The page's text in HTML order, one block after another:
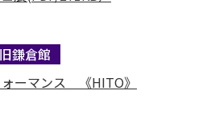
旧鎌倉館
ーマンス 《HITO》